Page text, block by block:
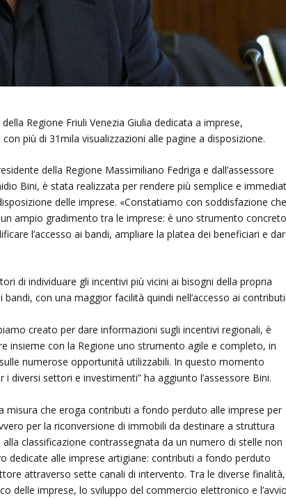
Regione Friuli Venezia Giulia dedicata a imprese,
più di 31mila visualizzazioni alle pagine a disposizione.
della Regione Massimiliano Fedriga e dall’assessore
Bini, è stata realizzata per rendere più semplice e
delle imprese. «Constatiamo con soddisfazione
ampio gradimento tra le imprese: è uno strumento
l’accesso ai bandi, ampliare la platea dei beneficiari e
di individuare gli incentivi più vicini ai bisogni della propria
con una maggior facilità quindi nell’accesso ai contributi
creato per dare informazioni sugli incentivi regionali, è
insieme con la Regione uno strumento agile e completo, in
numerose opportunità utilizzabili. In questo momento
settori e investimenti” ha aggiunto l’assessore Bini.
che eroga contributi a fondo perduto alle imprese per
per la riconversione di immobili da destinare a struttura
classificazione contrassegnata da un numero di stelle non
dedicate alle imprese artigiane: contributi a fondo perduto
attraverso sette canali di intervento. Tra le diverse
delle imprese, lo sviluppo del commercio elettronico e